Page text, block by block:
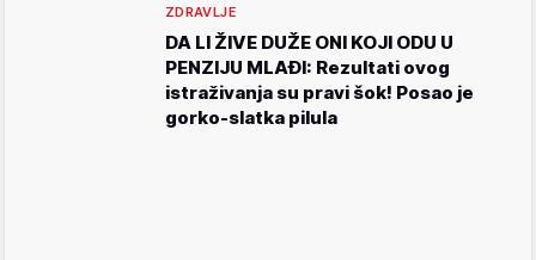
ZDRAVLJE
DA LI ŽIVE DUŽE ONI KOJI ODU U
PENZIJU MLAĐI: Rezultati ovog
istraživanja su pravi šok! Posao je
gorko-slatka pilula